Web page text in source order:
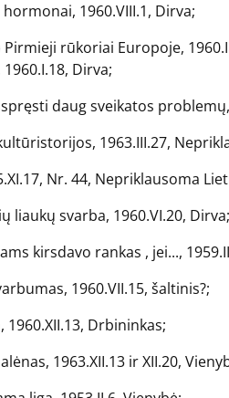
1960.VIII.1, Dirva;
rūkoriai Europoje,
Dirva;
daug sveikatos
1963.III.27,
Nr. 44, Nepriklausoma
liaukų svarba, 1960.VI.20, Dirva;
kirsdavo rankas , jei...,
1960.VII.15, šaltinis?;
Drbininkas;
1963.XII.13 ir XII.20,